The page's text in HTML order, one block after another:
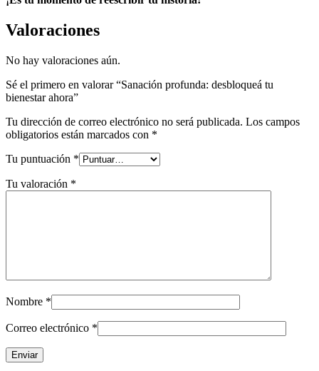
Valoraciones
No hay valoraciones aún.
Sé el primero en valorar “Sanación profunda: desbloqueá tu
bienestar ahora”
Tu dirección de correo electrónico no será publicada. Los campos
obligatorios están marcados con *
Tu puntuación *
Tu valoración *
Nombre *
Correo electrónico *